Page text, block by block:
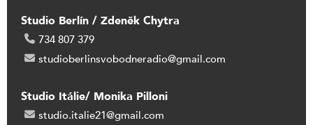
Studio Berlín / Zdeněk Chytra
734 807 379
studioberlinsvobodneradio@gmail.com
Studio Itálie/ Monika Pilloni
studio.italie21@gmail.com